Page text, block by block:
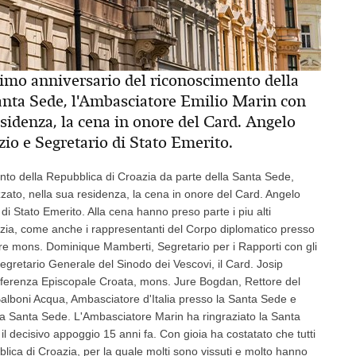
anniversario del riconoscimento della
Sede, l'Ambasciatore Emilio Marin con
la cena in onore del Card. Angelo
e Segretario di Stato Emerito.
della Repubblica di Croazia da parte della Santa Sede,
nella sua residenza, la cena in onore del Card. Angelo
Stato Emerito. Alla cena hanno preso parte i piu alti
come anche i rappresentanti del Corpo diplomatico presso
mons. Dominique Mamberti, Segretario per i Rapporti con gli
Generale del Sinodo dei Vescovi, il Card. Josip
Episcopale Croata, mons. Jure Bogdan, Rettore del
Acqua, Ambasciatore d'Italia presso la Santa Sede e
Santa Sede. L'Ambasciatore Marin ha ringraziato la Santa
decisivo appoggio 15 anni fa. Con gioia ha costatato che tutti
di Croazia, per la quale molti sono vissuti e molto hanno